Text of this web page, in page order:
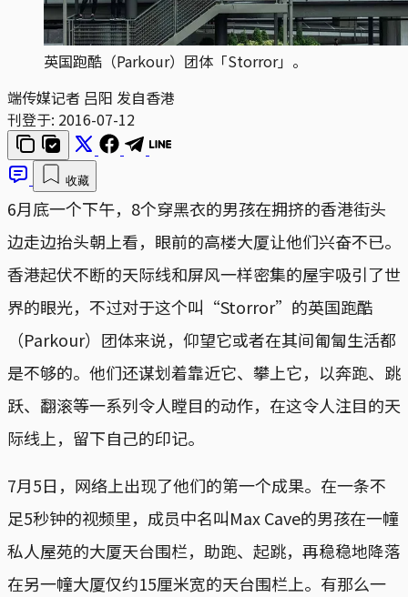
英国跑酷（Parkour）团体「Storror」。
端传媒记者 吕阳 发自香港
刊登于: 2016-07-12
收藏
6月底一个下午，8个穿黑衣的男孩在拥挤的香港街头
边走边抬头朝上看，眼前的高楼大厦让他们兴奋不已。
香港起伏不断的天际线和屏风一样密集的屋宇吸引了世
界的眼光，不过对于这个叫“Storror”的英国跑酷
（Parkour）团体来说，仰望它或者在其间匍匐生活都
是不够的。他们还谋划着靠近它、攀上它，以奔跑、跳
跃、翻滚等一系列令人瞠目的动作，在这令人注目的天
际线上，留下自己的印记。
7月5日，网络上出现了他们的第一个成果。在一条不
足5秒钟的视频里，成员中名叫Max Cave的男孩在一幢
私人屋苑的大厦天台围栏，助跑、起跳，再稳稳地降落
在另一幢大厦仅约15厘米宽的天台围栏上。有那么一